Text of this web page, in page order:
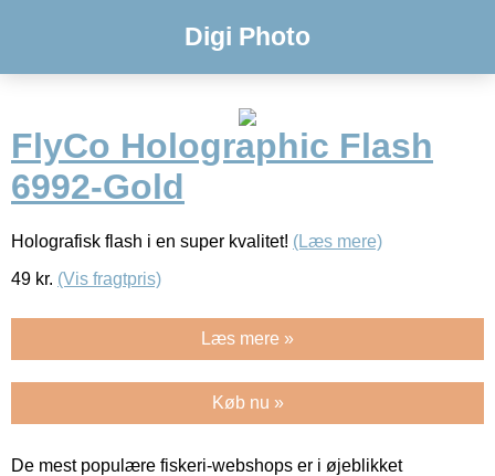
Digi Photo
FlyCo Holographic Flash
6992-Gold
Holografisk flash i en super kvalitet! (Læs mere)
49 kr. (Vis fragtpris)
Læs mere »
Køb nu »
De mest populære fiskeri-webshops er i øjeblikket